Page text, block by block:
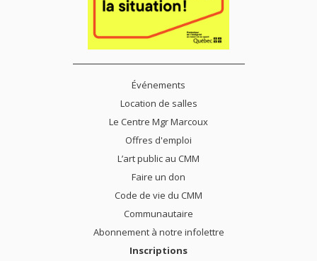
Événements
Location de salles
Le Centre Mgr Marcoux
Offres d'emploi
L’art public au CMM
Faire un don
Code de vie du CMM
Communautaire
Abonnement à notre infolettre
Inscriptions